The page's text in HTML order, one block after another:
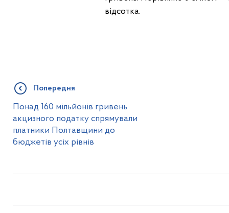
відсотка.
Попередня
Понад 160 мільйонів гривень
акцизного податку спрямували
платники Полтавщини до
бюджетів усіх рівнів